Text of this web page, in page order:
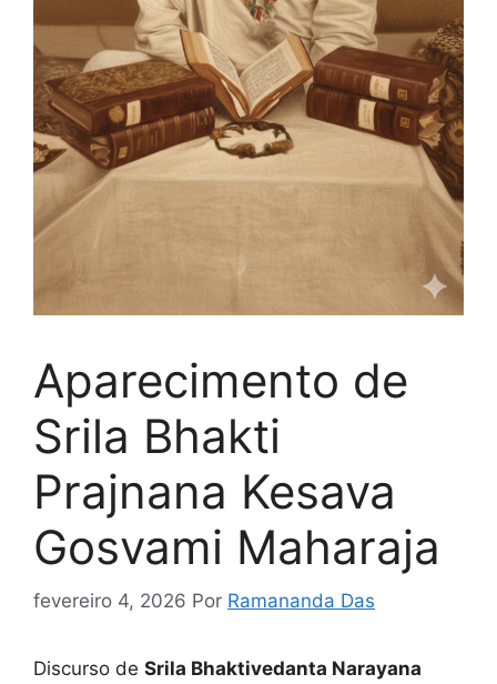
Aparecimento de
Srila Bhakti
Prajnana Kesava
Gosvami Maharaja
fevereiro 4, 2026 Por Ramananda Das
Discurso de Srila Bhaktivedanta Narayana